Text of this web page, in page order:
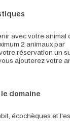
avec votre animal
2 animaux par
réservation un
ajouterez votre
domaine
écochèques et